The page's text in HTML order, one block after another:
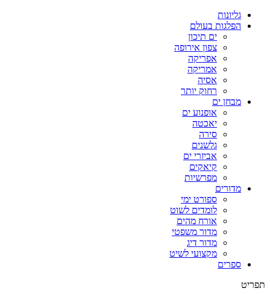
גליונות
הפלגות בעולם
ים תיכון
צפון אירופה
אפריקה
אמריקה
אסיה
רחוק יותר
מבחן ים
אופנוע ים
יאכטה
סירה
גלשנים
אביזרי ים
קיאקים
מפרשיות
מדורים
ספורט ימי
לומדים לשוט
אורח מהים
מדור משפטי
מדור דיג
מקצועי לשיט
ספרים
תפריט